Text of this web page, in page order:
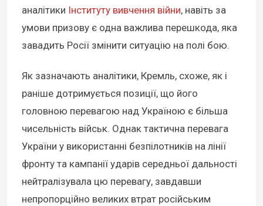
аналітики Інституту вивчення війни, навіть за
умови призову є одна важлива перешкода, яка
завадить Росії змінити ситуацію на полі бою.
Як зазначають аналітики, Кремль, схоже, як і
раніше дотримується позиції, що його
головною перевагою над Україною є більша
чисельність військ. Однак тактична перевага
України у використанні безпілотників на лінії
фронту та кампанії ударів середньої дальності
нейтралізувала цю перевагу, завдавши
непропорційно великих втрат російським